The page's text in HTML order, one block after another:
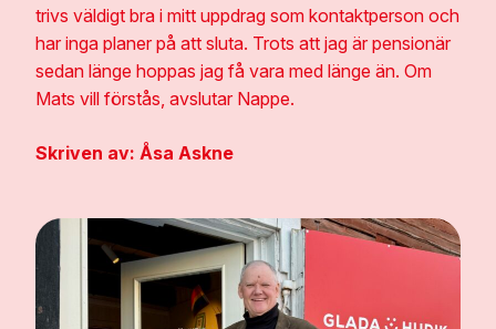
trivs väldigt bra i mitt uppdrag som kontaktperson och
har inga planer på att sluta. Trots att jag är pensionär
sedan länge hoppas jag få vara med länge än. Om
Mats vill förstås, avslutar Nappe.
Skriven av: Åsa Askne